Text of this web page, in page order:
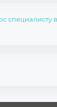
специалисту